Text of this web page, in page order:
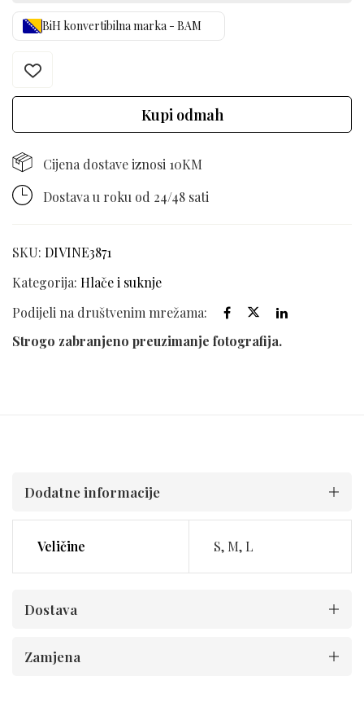
BiH konvertibilna marka - BAM
Kupi odmah
Cijena dostave iznosi 10KM
Dostava u roku od 24/48 sati
SKU: DIVINE3871
Kategorija: Hlače i suknje
Podijeli na društvenim mrežama:
Strogo zabranjeno preuzimanje fotografija.
Dodatne informacije
Veličine S, M, L
Dostava
Zamjena